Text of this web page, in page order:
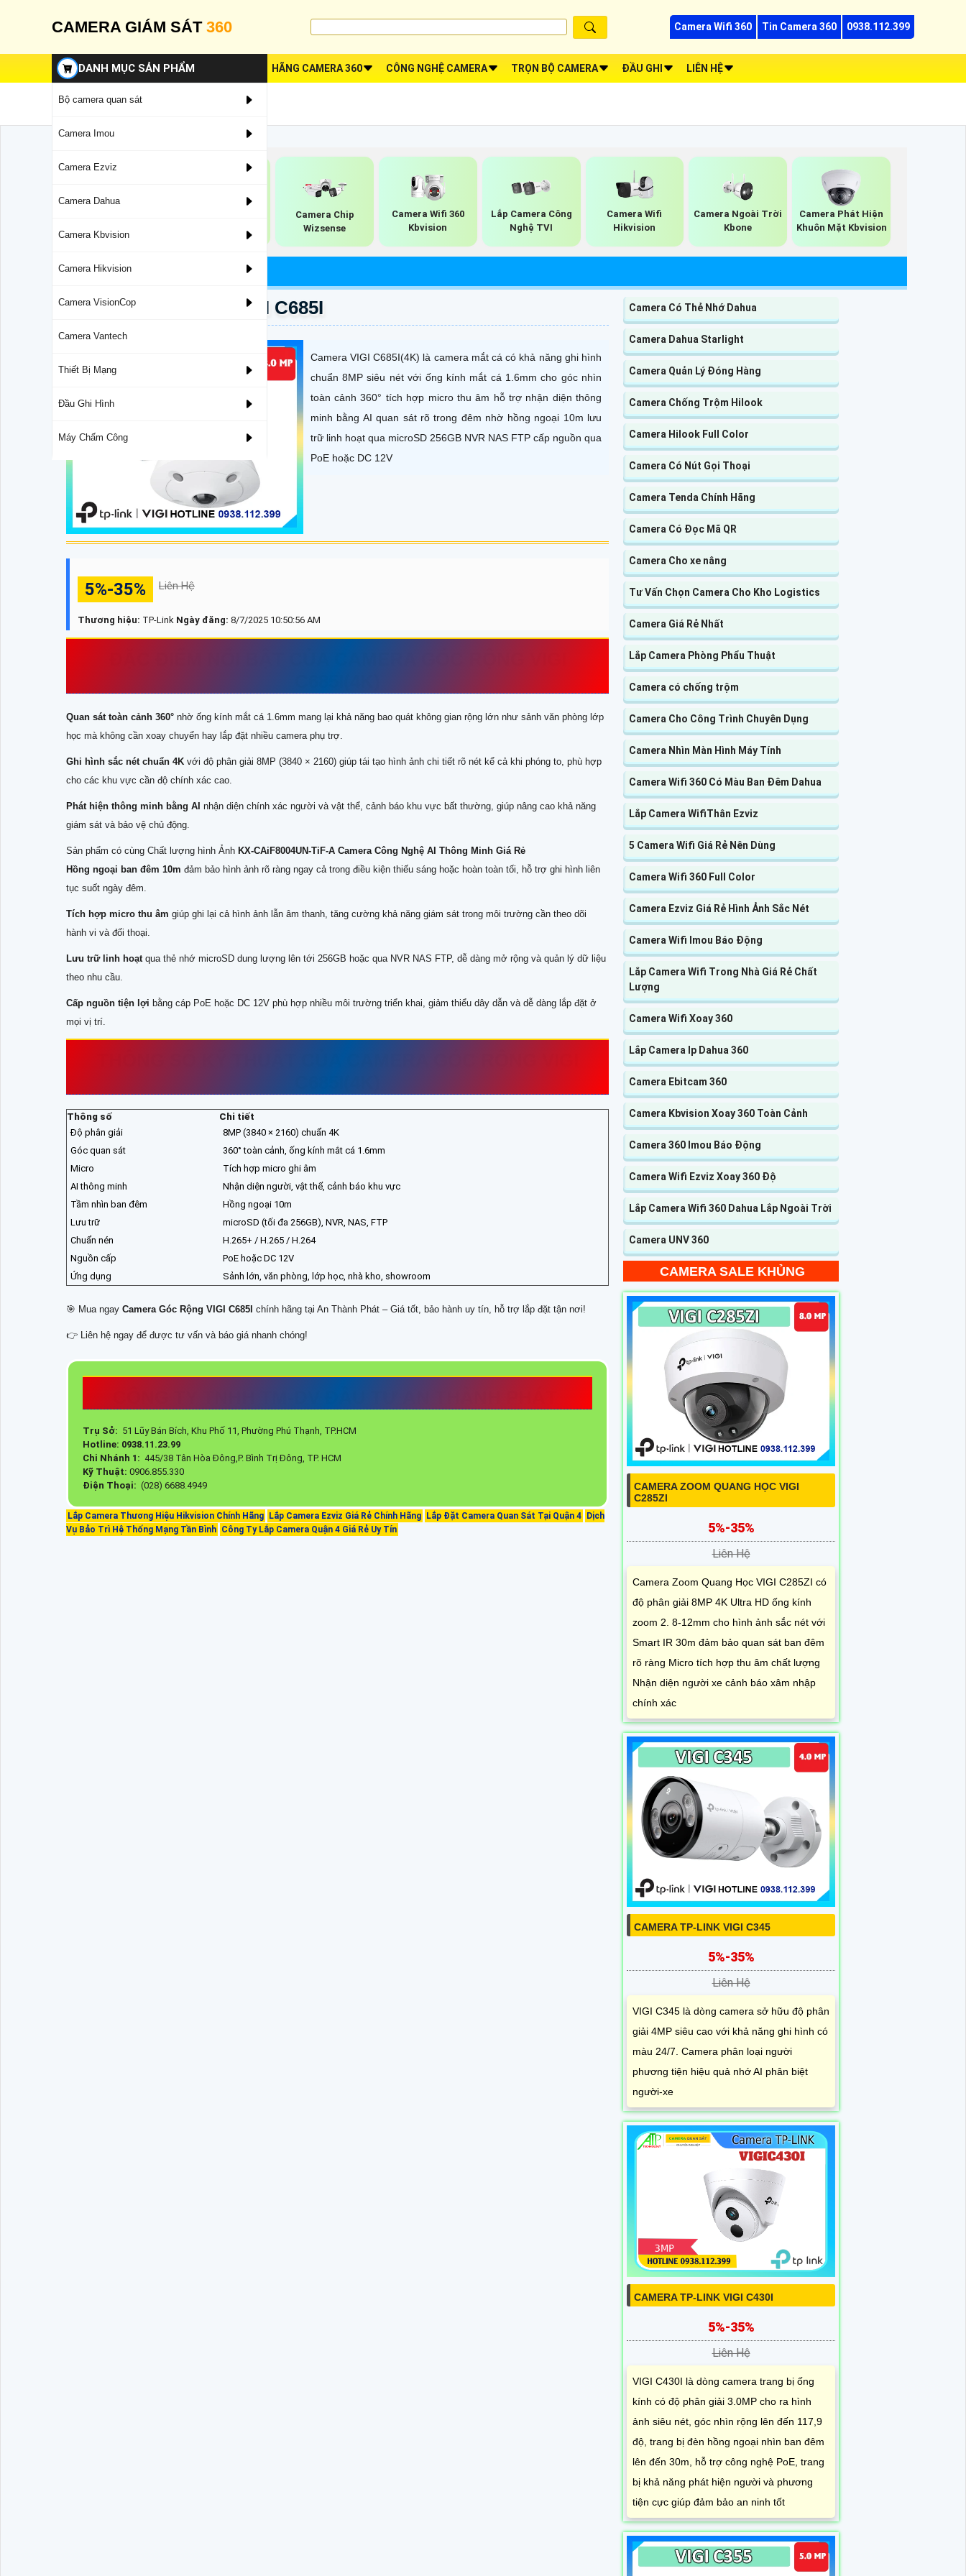
CAMERA GIÁM SÁT 360 Camera Wifi 360 Tin Camera 360 0938.112.399
DANH MỤC SẢN PHẨM
Bộ camera quan sát
Camera Imou
Camera Ezviz
Camera Dahua
Camera Kbvision
Camera Hikvision
Camera VisionCop
Camera Vantech
Thiết Bị Mạng
Đầu Ghi Hình
Máy Chấm Công
HÃNG CAMERA 360 CÔNG NGHỆ CAMERA TRỌN BỘ CAMERA ĐẦU GHI LIÊN HỆ
Camera Chip
Wizsense
Camera Wifi 360
Kbvision
Lắp Camera Công
Nghệ TVI
Camera Wifi
Hikvision
Camera Ngoài Trời
Kbone
Camera Phát Hiện
Khuôn Mặt Kbvision
Camera Quan Sát Camera Wifi Xoay 360
Camera Góc Rộng VIGI C685I
Camera VIGI C685I(4K) là camera mắt cá có khả năng ghi hình
chuẩn 8MP siêu nét với ống kính mắt cá 1.6mm cho góc nhìn
toàn cảnh 360° tích hợp micro thu âm hỗ trợ nhận diện thông
minh bằng AI quan sát rõ trong đêm nhờ hồng ngoại 10m lưu
trữ linh hoạt qua microSD 256GB NVR NAS FTP cấp nguồn qua
PoE hoặc DC 12V
5%-35% Liên Hệ
Thương hiệu: TP-Link Ngày đăng: 8/7/2025 10:50:56 AM
Quan sát toàn cảnh 360° nhờ ống kính mắt cá 1.6mm mang lại khả năng bao quát không gian rộng lớn như sảnh văn phòng lớp
học mà không cần xoay chuyển hay lắp đặt nhiều camera phụ trợ.
Ghi hình sắc nét chuẩn 4K với độ phân giải 8MP (3840 × 2160) giúp tái tạo hình ảnh chi tiết rõ nét kể cả khi phóng to, phù hợp
cho các khu vực cần độ chính xác cao.
Phát hiện thông minh bằng AI nhận diện chính xác người và vật thể, cảnh báo khu vực bất thường, giúp nâng cao khả năng
giám sát và bảo vệ chủ động.
Sản phẩm có cùng Chất lượng hình Ảnh KX-CAiF8004UN-TiF-A Camera Công Nghệ AI Thông Minh Giá Rẻ
Hồng ngoại ban đêm 10m đảm bảo hình ảnh rõ ràng ngay cả trong điều kiện thiếu sáng hoặc hoàn toàn tối, hỗ trợ ghi hình liên
tục suốt ngày đêm.
Tích hợp micro thu âm giúp ghi lại cả hình ảnh lẫn âm thanh, tăng cường khả năng giám sát trong môi trường cần theo dõi
hành vi và đối thoại.
Lưu trữ linh hoạt qua thẻ nhớ microSD dung lượng lên tới 256GB hoặc qua NVR NAS FTP, dễ dàng mở rộng và quản lý dữ liệu
theo nhu cầu.
Cấp nguồn tiện lợi bằng cáp PoE hoặc DC 12V phù hợp nhiều môi trường triển khai, giảm thiểu dây dẫn và dễ dàng lắp đặt ở
mọi vị trí.
Thông số
Chi tiết
Độ phân giải
8MP (3840 × 2160) chuẩn 4K
Góc quan sát
360° toàn cảnh, ống kính mắt cá 1.6mm
Micro
Tích hợp micro ghi âm
AI thông minh
Nhận diện người, vật thể, cảnh báo khu vực
Tầm nhìn ban đêm
Hồng ngoại 10m
Lưu trữ
microSD (tối đa 256GB), NVR, NAS, FTP
Chuẩn nén
H.265+ / H.265 / H.264
Nguồn cấp
PoE hoặc DC 12V
Ứng dụng
Sảnh lớn, văn phòng, lớp học, nhà kho, showroom
🎯 Mua ngay Camera Góc Rộng VIGI C685I chính hãng tại An Thành Phát – Giá tốt, bảo hành uy tín, hỗ trợ lắp đặt tận nơi!
👉 Liên hệ ngay để được tư vấn và báo giá nhanh chóng!
Trụ Sở: 51 Lũy Bán Bích, Khu Phố 11, Phường Phú Thạnh, TP.HCM
Hotline: 0938.11.23.99
Chi Nhánh 1: 445/38 Tân Hòa Đông,P. Bình Trị Đông, TP. HCM
Kỹ Thuật: 0906.855.330
Điện Thoại: (028) 6688.4949
Lắp Camera Thương Hiệu Hikvision Chính Hãng Lắp Camera Ezviz Giá Rẻ Chính Hãng Lắp Đặt Camera Quan Sát Tại Quận 4 Dịch
Vụ Bảo Trì Hệ Thống Mạng Tần Bình Công Ty Lắp Camera Quận 4 Giá Rẻ Uy Tín
Camera Có Thẻ Nhớ Dahua
Camera Dahua Starlight
Camera Quản Lý Đóng Hàng
Camera Chống Trộm Hilook
Camera Hilook Full Color
Camera Có Nút Gọi Thoại
Camera Tenda Chính Hãng
Camera Có Đọc Mã QR
Camera Cho xe nâng
Tư Vấn Chọn Camera Cho Kho Logistics
Camera Giá Rẻ Nhất
Lắp Camera Phòng Phẩu Thuật
Camera có chống trộm
Camera Cho Công Trình Chuyên Dụng
Camera Nhìn Màn Hình Máy Tính
Camera Wifi 360 Có Màu Ban Đêm Dahua
Lắp Camera WifiThân Ezviz
5 Camera Wifi Giá Rẻ Nên Dùng
Camera Wifi 360 Full Color
Camera Ezviz Giá Rẻ Hình Ảnh Sắc Nét
Camera Wifi Imou Báo Động
Lắp Camera Wifi Trong Nhà Giá Rẻ Chất
Lượng
Camera Wifi Xoay 360
Lắp Camera Ip Dahua 360
Camera Ebitcam 360
Camera Kbvision Xoay 360 Toàn Cảnh
Camera 360 Imou Báo Động
Camera Wifi Ezviz Xoay 360 Độ
Lắp Camera Wifi 360 Dahua Lắp Ngoài Trời
Camera UNV 360
CAMERA SALE KHỦNG
CAMERA ZOOM QUANG HỌC VIGI
C285ZI
5%-35%
Liên Hệ
Camera Zoom Quang Học VIGI C285ZI có
độ phân giải 8MP 4K Ultra HD ống kính
zoom 2. 8-12mm cho hình ảnh sắc nét với
Smart IR 30m đảm bảo quan sát ban đêm
rõ ràng Micro tích hợp thu âm chất lượng
Nhận diện người xe cảnh báo xâm nhập
chính xác
CAMERA TP-LINK VIGI C345
5%-35%
Liên Hệ
VIGI C345 là dòng camera sở hữu độ phân
giải 4MP siêu cao với khả năng ghi hình có
màu 24/7. Camera phân loại người
phương tiện hiệu quả nhớ AI phân biệt
người-xe
CAMERA TP-LINK VIGI C430I
5%-35%
Liên Hệ
VIGI C430I là dòng camera trang bị ống
kính có độ phân giải 3.0MP cho ra hình
ảnh siêu nét, góc nhìn rộng lên đến 117,9
độ, trang bị đèn hồng ngoại nhìn ban đêm
lên đến 30m, hỗ trợ công nghệ PoE, trang
bị khả năng phát hiện người và phương
tiện cực giúp đảm bảo an ninh tốt